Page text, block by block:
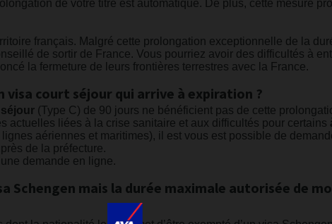
de votre titre est automatique. De plus, cette mesure
français. Malgré cette prolongation exceptionnelle de la
de sortir de France. Vous pourriez avoir des difficultés à
la fermeture de leurs frontières terrestres avec la France.
visa court séjour qui arrive à expiration ?
(Type C) de 90 jours ne bénéficient pas de cette
actuelles liées à la crise sanitaire et aux difficultés pour certains
aériennes et maritimes), il est vous est possible de
de la préfecture.
demande en ligne.
Schengen mais la durée maximale autorisée de